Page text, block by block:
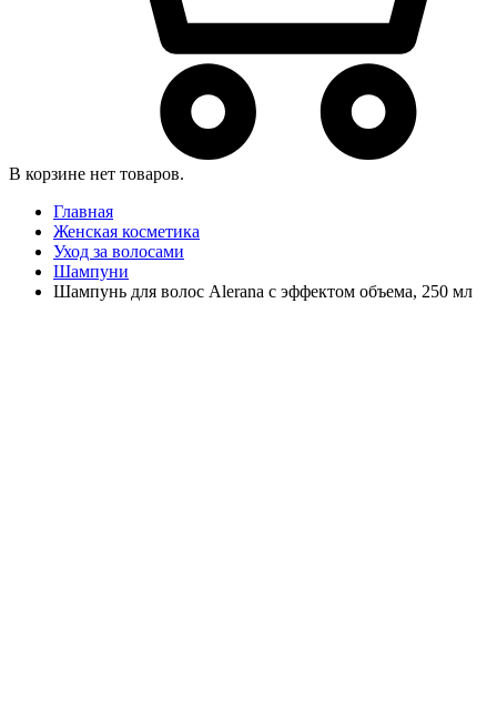
В корзине нет товаров.
Главная
Женская косметика
Уход за волосами
Шампуни
Шампунь для волос Alerana с эффектом объема, 250 мл